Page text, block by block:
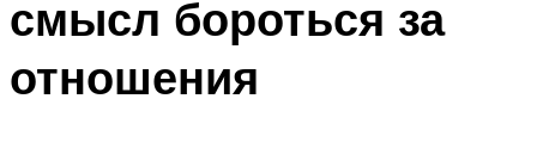
смысл бороться за
отношения